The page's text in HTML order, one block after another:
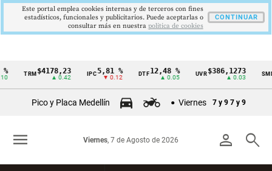
Cintillo
Colombia
TRM$4178,23
▲ 0.42
IPC5,81 %
▼ 0.12
DTF12,48 %
▲ 0.05
UVR$386,1273
▲ 0.03
Pico y Placa Medellín Viernes 7 y 9 7 y 9
person search
Viernes, 7 de Agosto de 2026
menu
Este portal emplea cookies internas y de terceros con fines
estadísticos, funcionales y publicitarios. Puede aceptarlas o
consultar más en nuestra politica de cookies
CONTINUAR